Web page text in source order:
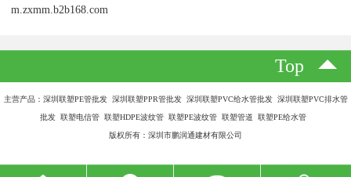
m.zxmm.b2b168.com
Top
主营产品：深圳联塑PE管批发 深圳联塑PPR管批发 深圳联塑PVC给水管批发 深圳联塑PVC排水管
批发 联塑电信管 联塑HDPE波纹管 联塑PE波纹管 联塑管道 联塑PE给水管
版权所有：深圳市鹏润通建材有限公司